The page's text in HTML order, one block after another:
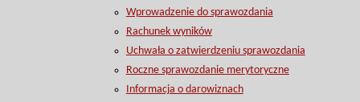
Wprowadzenie do sprawozdania
Rachunek wyników
Uchwała o zatwierdzeniu sprawozdania
Roczne sprawozdanie merytoryczne
Informacja o darowiznach